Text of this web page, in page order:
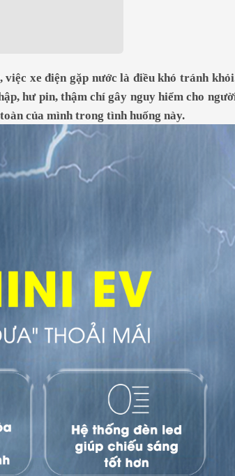
xe điện gặp nước là điều khó tránh
hư pin, thậm chí gây nguy hiểm cho
của mình trong tình huống này.